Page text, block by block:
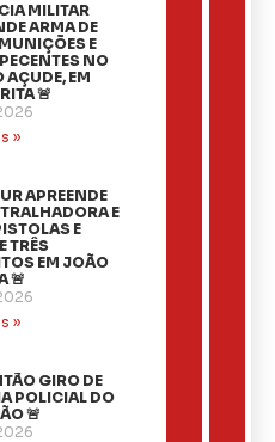
MILITAR
ARMA DE
E
NO
AÇUDE, EM
🚨
»
APREENDE
E
E
TRÊS
EM JOÃO
🚨
»
GIRO DE
POLICIAL DO
🚨